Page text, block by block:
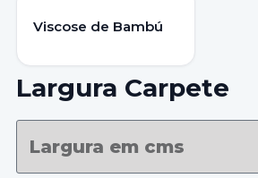
Viscose de Bambú
Largura Carpete